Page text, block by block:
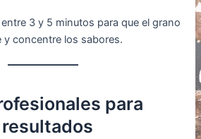
3 y 5 minutos para que el grano
y concentre los sabores.
para